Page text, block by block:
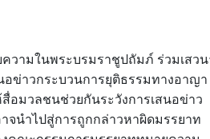
ความในพระบรมราชูปถัมภ์ ร่วมเสวน
ข่าวกระบวนการยุติธรรมทางอาญา
อมวลชนช่วยกันระวังการเสนอข่าว
จนำไปสู่การถูกกล่าวหาผิดมรรยาท